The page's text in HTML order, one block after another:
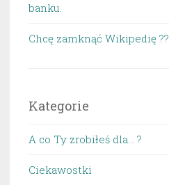
banku.
Chcę zamknąć Wikipedię ??
Kategorie
A co Ty zrobiłeś dla… ?
Ciekawostki